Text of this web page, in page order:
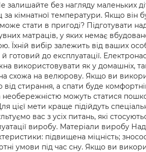
без нагляду маленьких
кімнатної температури. Якщо
стати в пригоді? Підготувати
матраців, у яких немає
Їхній вибір залежить від ваших
готовий до експлуатації.
використовувати як у домашніх,
на велюрову. Якщо ви
стирання, а спати буде
необережністю можуть статися
цієї мети краще підійдуть
вас з усіх питань, які
виробу. Матеріали виробу
підвищена міцність;
умови під час сну. Якщо ви